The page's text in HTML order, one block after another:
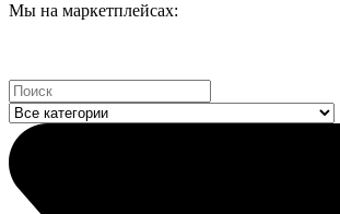
Мы на маркетплейсах:
Search
...